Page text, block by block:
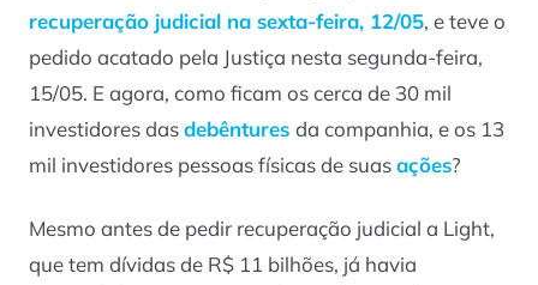
recuperação judicial na sexta-feira, 12/05, e teve o
pedido acatado pela Justiça nesta segunda-feira,
15/05. E agora, como ficam os cerca de 30 mil
investidores dasdebêntures da companhia, e os 13
mil investidores pessoas físicas de suasações?
Mesmo antes de pedir recuperação judicial a Light,
que tem dívidas de R$ 11 bilhões, já havia